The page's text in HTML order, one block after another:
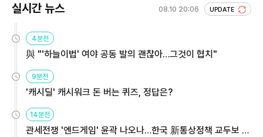
실시간 뉴스 08.10 20:06 UPDATE
4분전
與 "'하늘이법' 여야 공동 발의 괜찮아…그것이 협치"
9분전
'캐시딜' 캐시워크 돈 버는 퀴즈, 정답은?
14분전
관세전쟁 '엔드게임' 윤곽 나오나…한국 新통상정책 교두보 활